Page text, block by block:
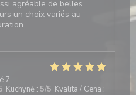
agréable de belles
un choix variés au
7
Kuchyně : 5/5 Kvalita / Cena :